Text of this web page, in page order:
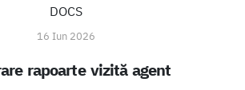
DOCS
16 Iun 2026
rapoarte vizită agent